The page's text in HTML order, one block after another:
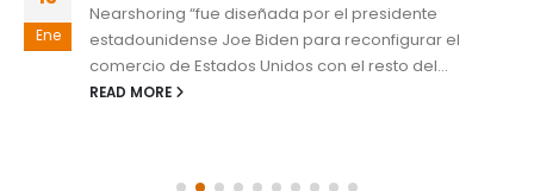
Ene
Nearshoring “fue diseñada por el presidente
estadounidense Joe Biden para reconfigurar el
comercio de Estados Unidos con el resto del...
READ MORE